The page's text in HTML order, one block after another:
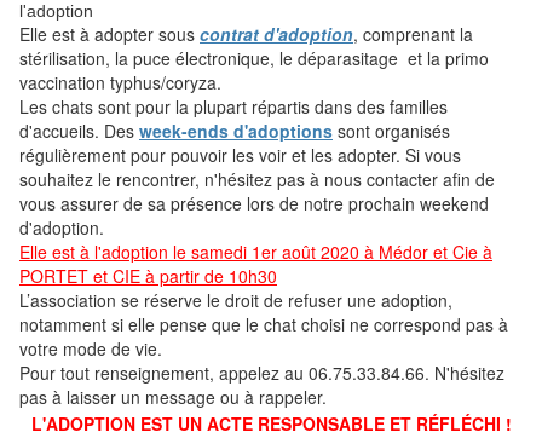
l'adoption
Elle est à adopter sous contrat d'adoption, comprenant la
stérilisation, la puce électronique, le déparasitage et la primo
vaccination typhus/coryza.
Les chats sont pour la plupart répartis dans des familles
d'accueils. Des week-ends d'adoptions sont organisés
régulièrement pour pouvoir les voir et les adopter. Si vous
souhaitez le rencontrer, n'hésitez pas à nous contacter afin de
vous assurer de sa présence lors de notre prochain weekend
d'adoption.
Elle est à l'adoption le samedi 1er août 2020 à Médor et Cie à
PORTET et CIE à partir de 10h30
L’association se réserve le droit de refuser une adoption,
notamment si elle pense que le chat choisi ne correspond pas à
votre mode de vie.
Pour tout renseignement, appelez au 06.75.33.84.66. N'hésitez
pas à laisser un message ou à rappeler.
L'ADOPTION EST UN ACTE RESPONSABLE ET RÉFLÉCHI !